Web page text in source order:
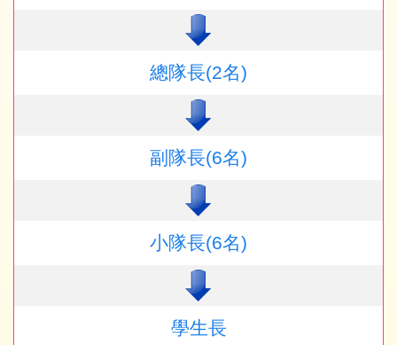
總隊長(2名)
副隊長(6名)
小隊長(6名)
學生長